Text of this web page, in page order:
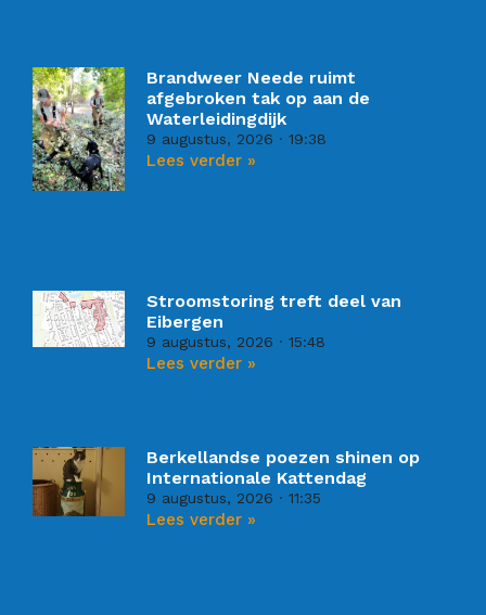
Brandweer Neede ruimt
afgebroken tak op aan de
Waterleidingdijk
9 augustus, 2026 19:38
Lees verder »
Stroomstoring treft deel van
Eibergen
9 augustus, 2026 15:48
Lees verder »
Berkellandse poezen shinen op
Internationale Kattendag
9 augustus, 2026 11:35
Lees verder »